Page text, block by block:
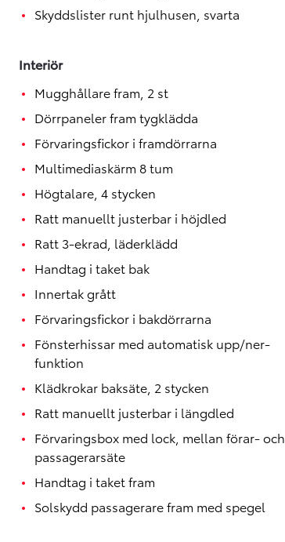
Skyddslister runt hjulhusen, svarta
Interiör
Mugghållare fram, 2 st
Dörrpaneler fram tygklädda
Förvaringsfickor i framdörrarna
Multimediaskärm 8 tum
Högtalare, 4 stycken
Ratt manuellt justerbar i höjdled
Ratt 3-ekrad, läderklädd
Handtag i taket bak
Innertak grått
Förvaringsfickor i bakdörrarna
Fönsterhissar med automatisk upp/ner-
funktion
Klädkrokar baksäte, 2 stycken
Ratt manuellt justerbar i längdled
Förvaringsbox med lock, mellan förar- och
passagerarsäte
Handtag i taket fram
Solskydd passagerare fram med spegel